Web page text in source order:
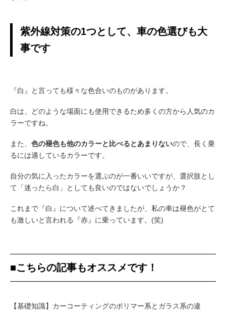
紫外線対策の1つとして、車の色選びも大
事です
『白』と言っても様々な色合いのものがあります。
白は、どのような場面にも使用できるため多くの方から人気のカ
ラーですね。
また、 色の褪色も他のカラーと比べるとあまりないので、長く乗
るには適しているカラーです。
自分の気に入ったカラーを選ぶのが一番いいですが、選択肢とし
て「迷ったら白」としても良いのではないでしょうか？
これまで『白』について述べてきましたが、私の車は褪色がとて
も激しいと言われる『赤』に乗っています。(笑)
■こちらの記事もオススメです！
【基礎知識】カーコーティングのポリマー系とガラス系の違